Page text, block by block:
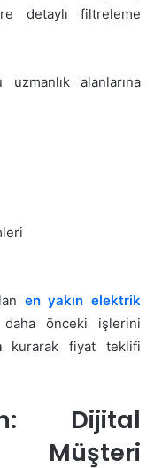
detaylı filtreleme
alanlarına
en yakın elektrik
daha önceki işlerini
kurarak fiyat teklifi
Dijital
Müşteri